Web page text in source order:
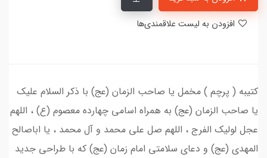
کتیبه ( پرچم ) مخمل یا صاحب الزمان (عج) با ذکر السلام علیک
یا صاحب الزمان (عج) به همراه اسامی چهارده معصوم (ع) ، اللهم
عجل لولیک الفرج ، اللهم صل علی محمد و آل محمد ، یا اباصالح
المهدی (عج) و دعای سلامتی امام زمان (عج) که با طراحی جدید